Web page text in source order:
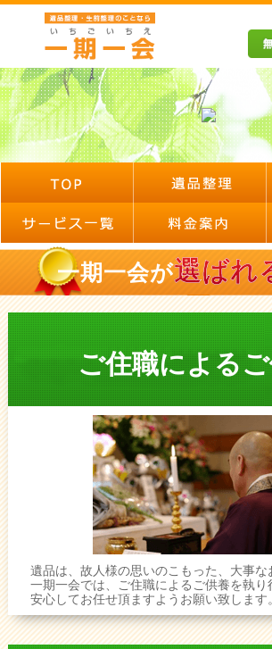
一期一会が選ばれ
ご住職による
遺品は、故人様の思いのこもった、大事な
一期一会では、ご住職によるご供養を執り
安心してお任せ頂ますようお願い致します。